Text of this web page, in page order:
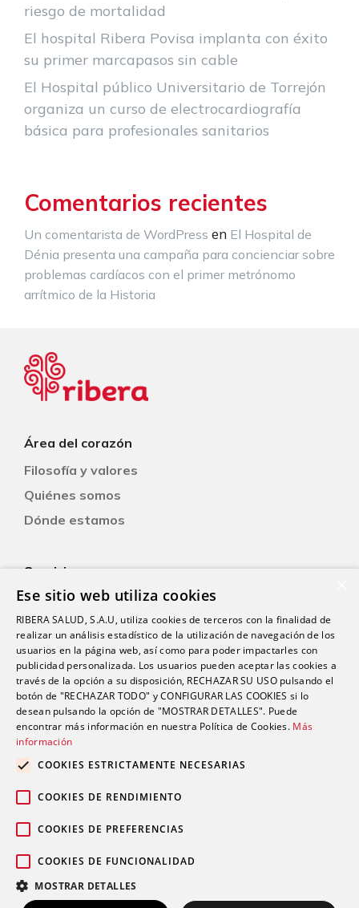
riesgo de mortalidad
El hospital Ribera Povisa implanta con éxito
su primer marcapasos sin cable
El Hospital público Universitario de Torrejón
organiza un curso de electrocardiografía
básica para profesionales sanitarios
Comentarios recientes
Un comentarista de WordPress en El Hospital de
Dénia presenta una campaña para concienciar sobre
problemas cardíacos con el primer metrónomo
arrítmico de la Historia
Área del corazón
Filosofía y valores
Quiénes somos
Dónde estamos
Servicios
Pacientes
Consejos
Libre elección
Actualidad
© 2024 Grupo sanitario Ribera |
privacidad|Política de cookies
Ese sitio web utiliza cookies
RIBERA SALUD, S.A.U, utiliza cookies de terceros con la finalidad de
realizar un análisis estadístico de la utilización de navegación de los
usuarios en la página web, así como para poder impactarles con
publicidad personalizada. Los usuarios pueden aceptar las cookies a
través de la opción a su disposición, RECHAZAR SU USO pulsando el
botón de "RECHAZAR TODO" y CONFIGURAR LAS COOKIES si lo
desean pulsando la opción de "MOSTRAR DETALLES". Puede
encontrar más información en nuestra Política de Cookies. Más
información
COOKIES ESTRICTAMENTE NECESARIAS
COOKIES DE RENDIMIENTO
COOKIES DE PREFERENCIAS
COOKIES DE FUNCIONALIDAD
MOSTRAR DETALLES